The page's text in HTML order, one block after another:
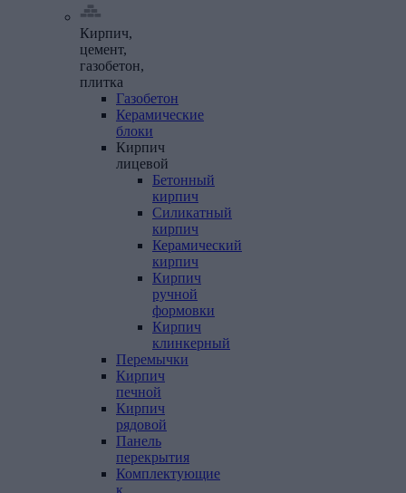
Кирпич,
цемент,
газобетон,
плитка
Газобетон
Керамические
блоки
Кирпич
лицевой
Бетонный
кирпич
Силикатный
кирпич
Керамический
кирпич
Кирпич
ручной
формовки
Кирпич
клинкерный
Перемычки
Кирпич
печной
Кирпич
рядовой
Панель
перекрытия
Комплектующие
к